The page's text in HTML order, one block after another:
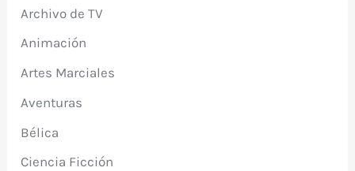
Archivo de TV
Animación
Artes Marciales
Aventuras
Bélica
Ciencia Ficción